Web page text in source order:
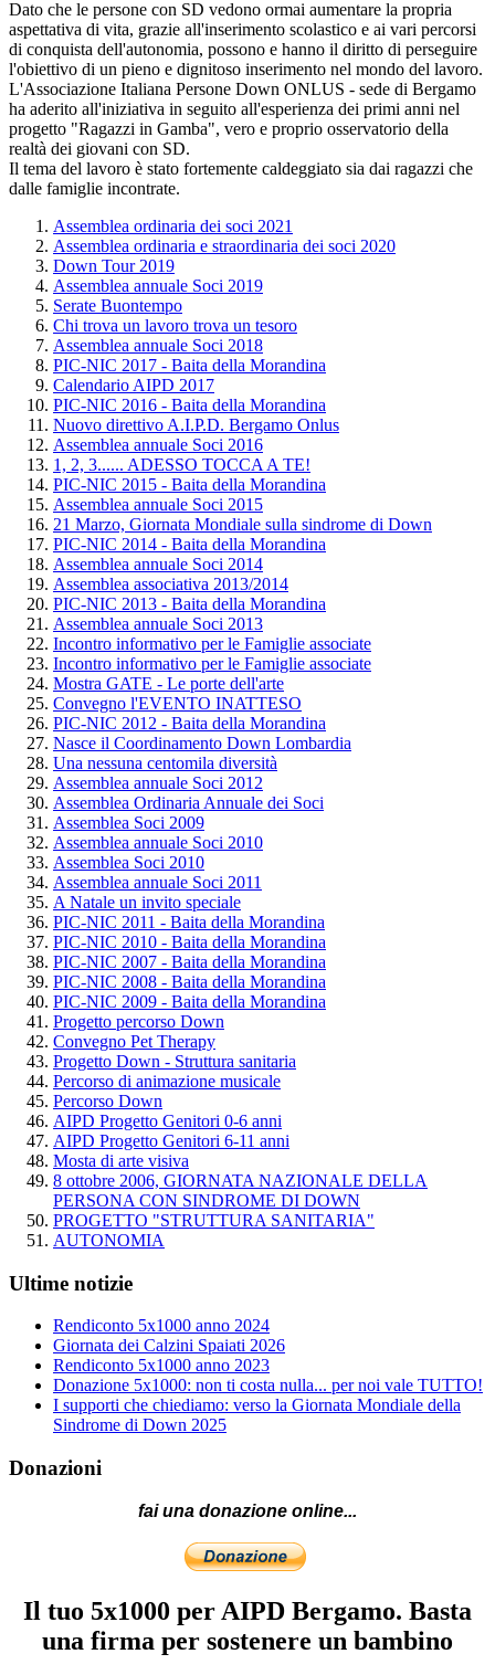
Dato che le persone con SD vedono ormai aumentare la propria
aspettativa di vita, grazie all'inserimento scolastico e ai vari percorsi
di conquista dell'autonomia, possono e hanno il diritto di perseguire
l'obiettivo di un pieno e dignitoso inserimento nel mondo del lavoro.
L'Associazione Italiana Persone Down ONLUS - sede di Bergamo
ha aderito all'iniziativa in seguito all'esperienza dei primi anni nel
progetto "Ragazzi in Gamba", vero e proprio osservatorio della
realtà dei giovani con SD.
Il tema del lavoro è stato fortemente caldeggiato sia dai ragazzi che
dalle famiglie incontrate.
Assemblea ordinaria dei soci 2021
Assemblea ordinaria e straordinaria dei soci 2020
Down Tour 2019
Assemblea annuale Soci 2019
Serate Buontempo
Chi trova un lavoro trova un tesoro
Assemblea annuale Soci 2018
PIC-NIC 2017 - Baita della Morandina
Calendario AIPD 2017
PIC-NIC 2016 - Baita della Morandina
Nuovo direttivo A.I.P.D. Bergamo Onlus
Assemblea annuale Soci 2016
1, 2, 3...... ADESSO TOCCA A TE!
PIC-NIC 2015 - Baita della Morandina
Assemblea annuale Soci 2015
21 Marzo, Giornata Mondiale sulla sindrome di Down
PIC-NIC 2014 - Baita della Morandina
Assemblea annuale Soci 2014
Assemblea associativa 2013/2014
PIC-NIC 2013 - Baita della Morandina
Assemblea annuale Soci 2013
Incontro informativo per le Famiglie associate
Incontro informativo per le Famiglie associate
Mostra GATE - Le porte dell'arte
Convegno l'EVENTO INATTESO
PIC-NIC 2012 - Baita della Morandina
Nasce il Coordinamento Down Lombardia
Una nessuna centomila diversità
Assemblea annuale Soci 2012
Assemblea Ordinaria Annuale dei Soci
Assemblea Soci 2009
Assemblea annuale Soci 2010
Assemblea Soci 2010
Assemblea annuale Soci 2011
A Natale un invito speciale
PIC-NIC 2011 - Baita della Morandina
PIC-NIC 2010 - Baita della Morandina
PIC-NIC 2007 - Baita della Morandina
PIC-NIC 2008 - Baita della Morandina
PIC-NIC 2009 - Baita della Morandina
Progetto percorso Down
Convegno Pet Therapy
Progetto Down - Struttura sanitaria
Percorso di animazione musicale
Percorso Down
AIPD Progetto Genitori 0-6 anni
AIPD Progetto Genitori 6-11 anni
Mosta di arte visiva
8 ottobre 2006, GIORNATA NAZIONALE DELLA
PERSONA CON SINDROME DI DOWN
PROGETTO "STRUTTURA SANITARIA"
AUTONOMIA
Ultime notizie
Rendiconto 5x1000 anno 2024
Giornata dei Calzini Spaiati 2026
Rendiconto 5x1000 anno 2023
Donazione 5x1000: non ti costa nulla... per noi vale TUTTO!
I supporti che chiediamo: verso la Giornata Mondiale della
Sindrome di Down 2025
Donazioni
fai una donazione online...
Il tuo 5x1000 per AIPD Bergamo. Basta
una firma per sostenere un bambino